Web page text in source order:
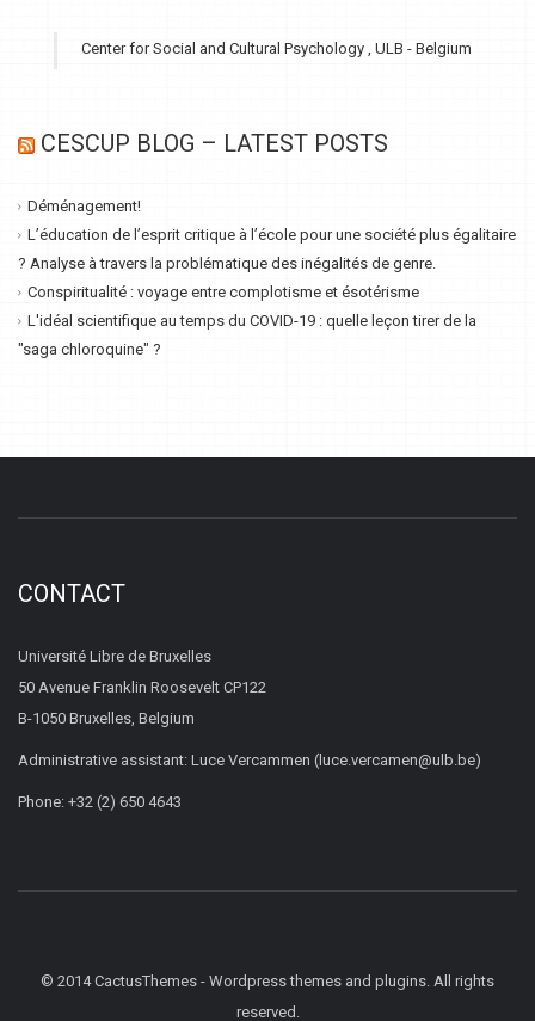
Center for Social and Cultural Psychology , ULB - Belgium
CESCUP BLOG – LATEST POSTS
Déménagement!
L’éducation de l’esprit critique à l’école pour une société plus égalitaire
? Analyse à travers la problématique des inégalités de genre.
Conspiritualité : voyage entre complotisme et ésotérisme
L'idéal scientifique au temps du COVID-19 : quelle leçon tirer de la
"saga chloroquine" ?
CONTACT
Université Libre de Bruxelles
50 Avenue Franklin Roosevelt CP122
B-1050 Bruxelles, Belgium
Administrative assistant: Luce Vercammen (luce.vercamen@ulb.be)
Phone: +32 (2) 650 4643
© 2014 CactusThemes - Wordpress themes and plugins. All rights
reserved.